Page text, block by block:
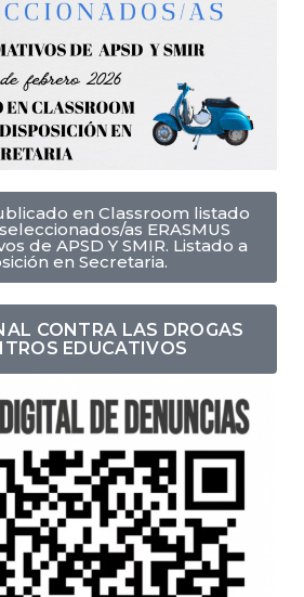
en Classroom listado
as ERASMUS
de APSD Y SMIR. Listado a
en Secretaria.
CONTRA LAS DROGAS
EDUCATIVOS